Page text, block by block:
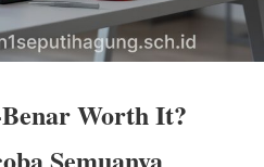
Worth It?